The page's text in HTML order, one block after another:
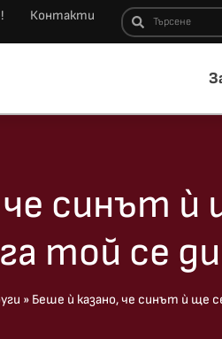
Контакти
синът ѝ
той се
» Беше ѝ казано, че синът ѝ ще